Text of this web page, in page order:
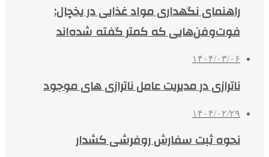
راهنمای نگهداری مواد غذایی در یخچال:
فوت‌وفن‌هایی که کمتر گفته شده‌اند
۱۴۰۴/۰۳/۰۶
ناترازی در مدیریت عامل ناترازی های موجود
۱۴۰۴/۰۲/۲۹
نحوه ثبت سفارش روفرشی کشدار